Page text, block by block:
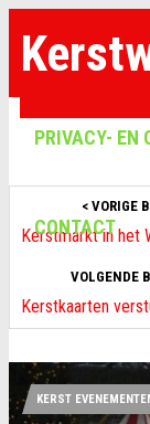
PRIVACY- EN
CONTACT
< VORIGE
VOLGENDE
KERST